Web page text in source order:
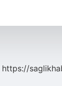
https://